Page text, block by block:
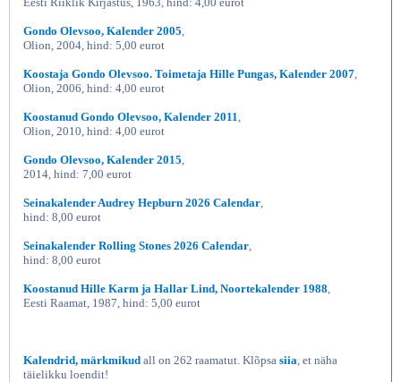
Gondo Olevsoo, Kalender 2005,
Olion, 2004, hind: 5,00 eurot
Koostaja Gondo Olevsoo. Toimetaja Hille Pungas, Kalender 2007,
Olion, 2006, hind: 4,00 eurot
Koostanud Gondo Olevsoo, Kalender 2011,
Olion, 2010, hind: 4,00 eurot
Gondo Olevsoo, Kalender 2015,
2014, hind: 7,00 eurot
Seinakalender Audrey Hepburn 2026 Calendar,
hind: 8,00 eurot
Seinakalender Rolling Stones 2026 Calendar,
hind: 8,00 eurot
Koostanud Hille Karm ja Hallar Lind, Noortekalender 1988,
Eesti Raamat, 1987, hind: 5,00 eurot
Kalendrid, märkmikud all on 262 raamatut. Klõpsa siia, et näha
täielikku loendit!